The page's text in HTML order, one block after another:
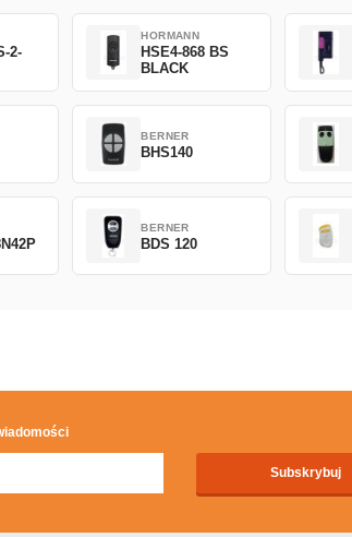
2-
HORMANN
HSE4-868 BS
BLACK
BERNER
BHS140
BERNER
BDS 120